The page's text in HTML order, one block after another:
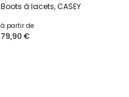
Boots à lacets, CASEY
à partir de
79,90 €